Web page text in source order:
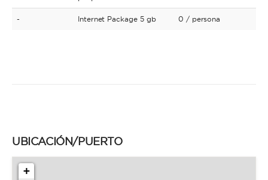
- Internet Package 5 gb 0 / persona
UBICACIÓN/PUERTO
+